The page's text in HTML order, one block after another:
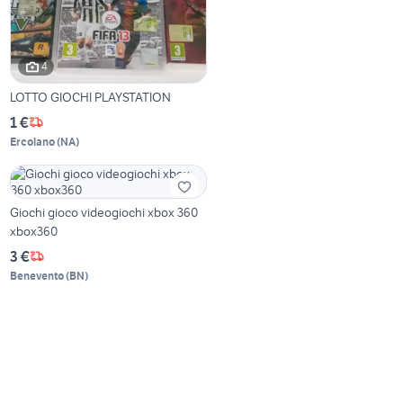
4
LOTTO GIOCHI PLAYSTATION
1 €
Ercolano(NA)
Giochi gioco videogiochi xbox 360
xbox360
3 €
Benevento(BN)